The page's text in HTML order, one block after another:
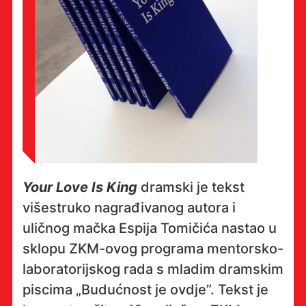
Your Love Is King dramski je tekst
višestruko nagrađivanog autora i
uličnog mačka Espija Tomičića nastao u
sklopu ZKM-ovog programa mentorsko-
laboratorijskog rada s mladim dramskim
piscima „Budućnost je ovdje”. Tekst je